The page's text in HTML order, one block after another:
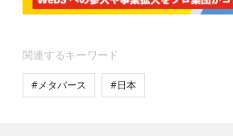
関連するキーワード
#メタバース #日本